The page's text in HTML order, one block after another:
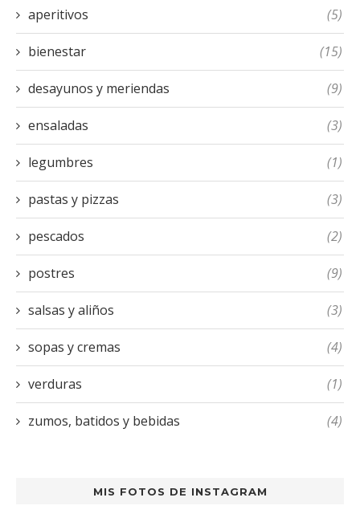
aperitivos (5)
bienestar (15)
desayunos y meriendas (9)
ensaladas (3)
legumbres (1)
pastas y pizzas (3)
pescados (2)
postres (9)
salsas y aliños (3)
sopas y cremas (4)
verduras (1)
zumos, batidos y bebidas (4)
MIS FOTOS DE INSTAGRAM